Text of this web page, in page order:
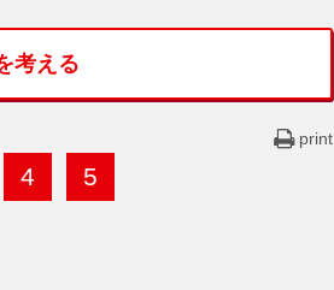
考える
print
4 5